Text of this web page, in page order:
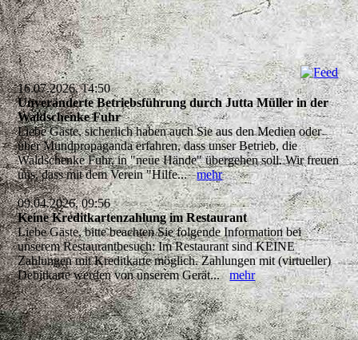
16.07.2026, 14:50
Unveränderte Betriebsführung durch Jutta Müller in der
Waldschenke Fuhr
Liebe Gäste, sicherlich haben auch Sie aus den Medien oder
über Mundpropaganda erfahren, dass unser Betrieb, die
Waldschenke Fuhr, in "neue Hände" übergehen soll. Wir freuen
uns, dass mit dem Verein "Hilfe...mehr
09.04.2026, 09:56
Keine Kreditkartenzahlung im Restaurant
Liebe Gäste, bitte beachten Sie folgende Information bei
unserem Restaurantbesuch: Im Restaurant sind KEINE
Zahlungen mit Kreditkarte möglich. Zahlungen mit (virtueller)
Debitkarte werden von unserem Gerät...mehr